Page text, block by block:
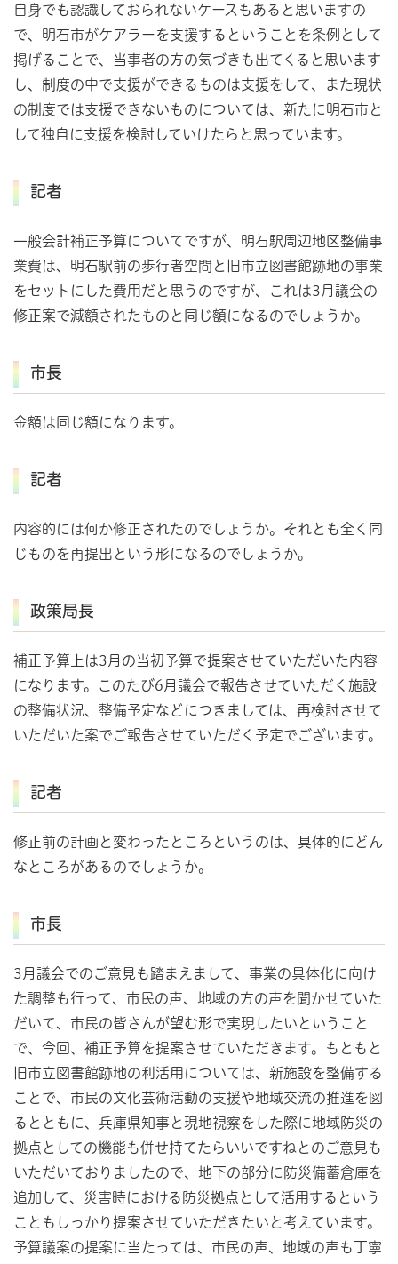
自身でも認識しておられないケースもあると思いますの
で、明石市がケアラーを支援するということを条例として
掲げることで、当事者の方の気づきも出てくると思います
し、制度の中で支援ができるものは支援をして、また現状
の制度では支援できないものについては、新たに明石市と
して独自に支援を検討していけたらと思っています。
記者
一般会計補正予算についてですが、明石駅周辺地区整備事
業費は、明石駅前の歩行者空間と旧市立図書館跡地の事業
をセットにした費用だと思うのですが、これは3月議会の
修正案で減額されたものと同じ額になるのでしょうか。
市長
金額は同じ額になります。
記者
内容的には何か修正されたのでしょうか。それとも全く同
じものを再提出という形になるのでしょうか。
政策局長
補正予算上は3月の当初予算で提案させていただいた内容
になります。このたび6月議会で報告させていただく施設
の整備状況、整備予定などにつきましては、再検討させて
いただいた案でご報告させていただく予定でございます。
記者
修正前の計画と変わったところというのは、具体的にどん
なところがあるのでしょうか。
市長
3月議会でのご意見も踏まえまして、事業の具体化に向け
た調整も行って、市民の声、地域の方の声を聞かせていた
だいて、市民の皆さんが望む形で実現したいということ
で、今回、補正予算を提案させていただきます。もともと
旧市立図書館跡地の利活用については、新施設を整備する
ことで、市民の文化芸術活動の支援や地域交流の推進を図
るとともに、兵庫県知事と現地視察をした際に地域防災の
拠点としての機能も併せ持てたらいいですねとのご意見も
いただいておりましたので、地下の部分に防災備蓄倉庫を
追加して、災害時における防災拠点として活用するという
こともしっかり提案させていただきたいと考えています。
予算議案の提案に当たっては、市民の声、地域の声も丁寧